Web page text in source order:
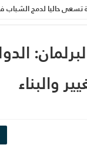
تسعى حاليا لدمج الشباب
والبناء